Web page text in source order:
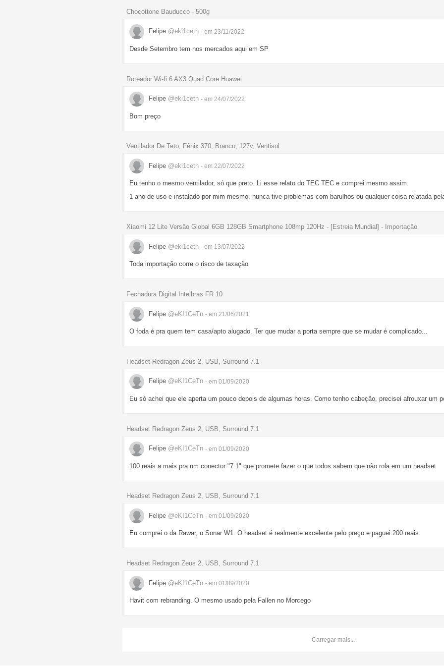
Chocottone Bauducco - 500g
Felipe @eki1cetn - em 23/11/2022
Desde Setembro tem nos mercados aqui em SP
Roteador Wi-fi 6 AX3 Quad Core Huawei
Felipe @eki1cetn - em 24/07/2022
Bom preço
Ventilador De Teto, Fênix 370, Branco, 127v, Ventisol
Felipe @eki1cetn - em 22/07/2022
Eu tenho o mesmo ventilador, só que preto. Li esse relato do TEC TEC e comprei mesmo assim.
1 ano de uso e instalado por mim mesmo, nunca tive problemas com barulhos ou qualquer coisa relatada
Xiaomi 12 Lite Versão Global 6GB 128GB Smartphone 108mp 120Hz - [Estreia Mundial] - Importação
Felipe @eki1cetn - em 13/07/2022
Toda importação corre o risco de taxação
Fechadura Digital Intelbras FR 10
Felipe @eKI1CeTn - em 21/06/2021
O foda é pra quem tem casa/apto alugado. Ter que mudar a porta sempre que se mudar é complicado...
Headset Redragon Zeus 2, USB, Surround 7.1
Felipe @eKI1CeTn - em 01/09/2020
Eu só achei que ele aperta um pouco depois de algumas horas. Como tenho cabeção, precisei afrouxar um
Headset Redragon Zeus 2, USB, Surround 7.1
Felipe @eKI1CeTn - em 01/09/2020
100 reais a mais pra um conector "7.1" que promete fazer o que todos sabem que não rola em um headset
Headset Redragon Zeus 2, USB, Surround 7.1
Felipe @eKI1CeTn - em 01/09/2020
Eu comprei o da Rawar, o Sonar W1. O headset é realmente excelente pelo preço e paguei 200 reais.
Headset Redragon Zeus 2, USB, Surround 7.1
Felipe @eKI1CeTn - em 01/09/2020
Havit com rebranding. O mesmo usado pela Fallen no Morcego
Carregar mais...